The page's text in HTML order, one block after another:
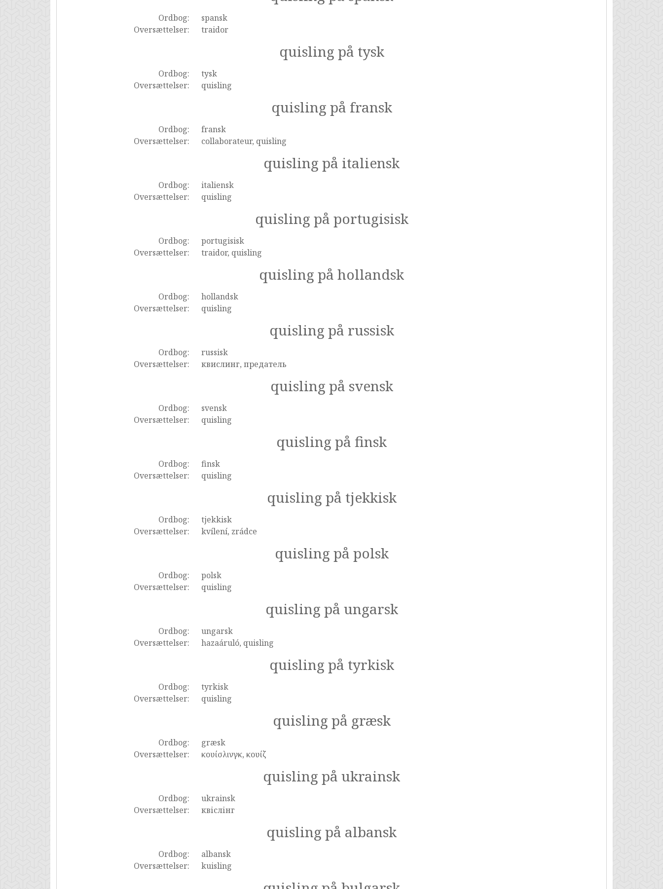
Ordbog:
spansk
Oversættelser:
traidor
quisling på tysk
Ordbog:
tysk
Oversættelser:
quisling
quisling på fransk
Ordbog:
fransk
Oversættelser:
collaborateur, quisling
quisling på italiensk
Ordbog:
italiensk
Oversættelser:
quisling
quisling på portugisisk
Ordbog:
portugisisk
Oversættelser:
traidor, quisling
quisling på hollandsk
Ordbog:
hollandsk
Oversættelser:
quisling
quisling på russisk
Ordbog:
russisk
Oversættelser:
квислинг, предатель
quisling på svensk
Ordbog:
svensk
Oversættelser:
quisling
quisling på finsk
Ordbog:
finsk
Oversættelser:
quisling
quisling på tjekkisk
Ordbog:
tjekkisk
Oversættelser:
kvílení, zrádce
quisling på polsk
Ordbog:
polsk
Oversættelser:
quisling
quisling på ungarsk
Ordbog:
ungarsk
Oversættelser:
hazaáruló, quisling
quisling på tyrkisk
Ordbog:
tyrkisk
Oversættelser:
quisling
quisling på græsk
Ordbog:
græsk
Oversættelser:
κουίσλινγκ, κουίζ
quisling på ukrainsk
Ordbog:
ukrainsk
Oversættelser:
квіслінг
quisling på albansk
Ordbog:
albansk
Oversættelser:
kuisling